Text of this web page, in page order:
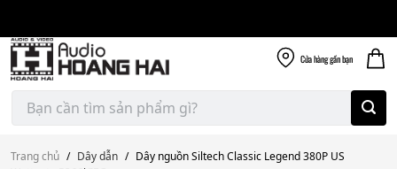
content
Cửa hànggần bạn
Tìm
kiếm:
Trang chủ / Dây dẫn / Dây nguồn Siltech Classic Legend 380P US